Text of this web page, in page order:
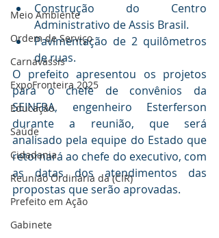
Meio Ambiente
Ordem de Serviço
Carnavassis
ExpoFronteira 2025
Educação
Saúde
Cidadania
Reunião Ordinária da (CIR)
Prefeito em Ação
Gabinete
Construção do Centro
Administrativo de Assis Brasil.
Pavimentação de 2 quilômetros
de ruas.
O prefeito apresentou os projetos
para o chefe de convênios da
SEINFRA, engenheiro Esterferson
durante a reunião, que será
analisado pela equipe do Estado que
retornará ao chefe do executivo, com
as datas dos atendimentos das
propostas que serão aprovadas.